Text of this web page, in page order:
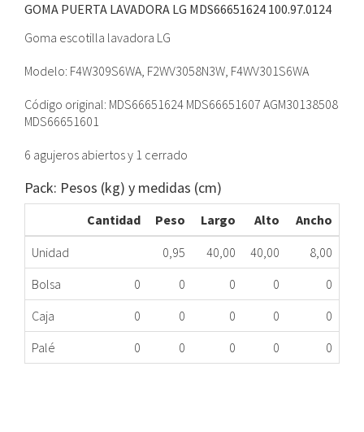
GOMA PUERTA LAVADORA LG MDS66651624 100.97.0124
Goma escotilla lavadora LG
Modelo: F4W309S6WA, F2WV3058N3W, F4WV301S6WA
Código original: MDS66651624 MDS66651607 AGM30138508
MDS66651601
6 agujeros abiertos y 1 cerrado
Pack: Pesos (kg) y medidas (cm)
Cantidad Peso Largo Alto
Ancho
Unidad
0,95 40,00 40,00
8,00
Bolsa
0 0 0 0
0
Caja
0 0 0 0
0
Palé
0 0 0 0 0